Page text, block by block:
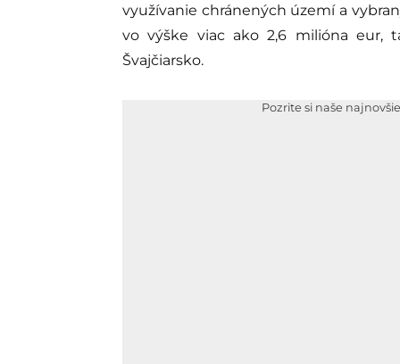
využívanie chránených území a
vo výške viac ako 2,6 milióna eur,
Švajčiarsko.
Pozrite si naše